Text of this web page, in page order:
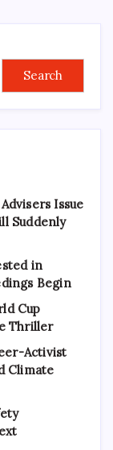
Search
Issue
Suddenly
in
Begin
Cup
Thriller
Activist
Climate